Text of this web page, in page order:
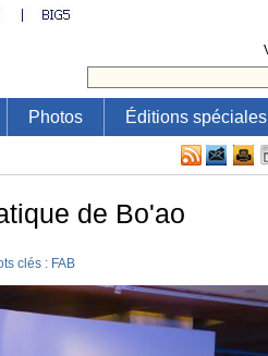
Photos Éditions spéciales
de Bo'ao
clés : FAB